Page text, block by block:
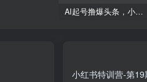
AI起号撸爆头条，小白也能操作，日入2000+
小红书特训营-第